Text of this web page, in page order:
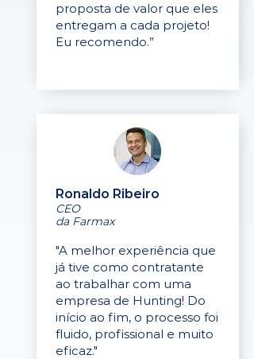
proposta de valor que eles
entregam a cada projeto!
Eu recomendo.”
Ronaldo Ribeiro
CEO
da Farmax
"A melhor experiência que
já tive como contratante
ao trabalhar com uma
empresa de Hunting! Do
início ao fim, o processo foi
fluido, profissional e muito
eficaz."